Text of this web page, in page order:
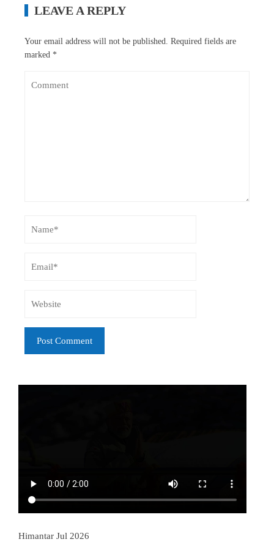
LEAVE A REPLY
Your email address will not be published. Required fields are
marked *
Himantar Jul 2026